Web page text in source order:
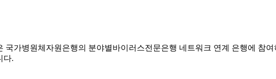
국가병원체자원은행의 분야별바이러스전문은행 네트워크 연계 은행에 참
다.